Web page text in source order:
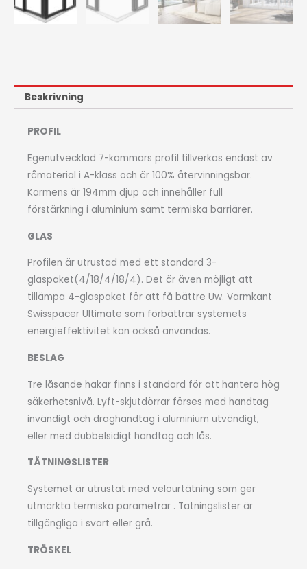
Beskrivning
PROFIL
Egenutvecklad 7-kammars profil tillverkas endast av
råmaterial i A-klass och är 100% återvinningsbar.
Karmens är 194mm djup och innehåller full
förstärkning i aluminium samt termiska barriärer.
GLAS
Profilen är utrustad med ett standard 3-
glaspaket(4/18/4/18/4). Det är även möjligt att
tillämpa 4-glaspaket för att få bättre Uw. Varmkant
Swisspacer Ultimate som förbättrar systemets
energieffektivitet kan också användas.
BESLAG
Tre låsande hakar finns i standard för att hantera hög
säkerhetsnivå. Lyft-skjutdörrar förses med handtag
invändigt och draghandtag i aluminium utvändigt,
eller med dubbelsidigt handtag och lås.
TÄTNINGSLISTER
Systemet är utrustat med velourtätning som ger
utmärkta termiska parametrar . Tätningslister är
tillgängliga i svart eller grå.
TRÖSKEL